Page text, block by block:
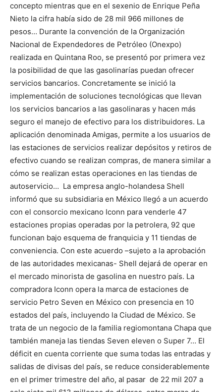
concepto mientras que en el sexenio de Enrique Peña
Nieto la cifra había sido de 28 mil 966 millones de
pesos… Durante la convención de la Organización
Nacional de Expendedores de Petróleo (Onexpo)
realizada en Quintana Roo, se presentó por primera vez
la posibilidad de que las gasolinarías puedan ofrecer
servicios bancarios. Concretamente se inició la
implementación de soluciones tecnológicas que llevan
los servicios bancarios a las gasolinaras y hacen más
seguro el manejo de efectivo para los distribuidores. La
aplicación denominada Amigas, permite a los usuarios de
las estaciones de servicios realizar depósitos y retiros de
efectivo cuando se realizan compras, de manera similar a
cómo se realizan estas operaciones en las tiendas de
autoservicio… La empresa anglo-holandesa Shell
informó que su subsidiaria en México llegó a un acuerdo
con el consorcio mexicano Iconn para venderle 47
estaciones propias operadas por la petrolera, 92 que
funcionan bajo esquema de franquicia y 11 tiendas de
conveniencia. Con este acuerdo –sujeto a la aprobación
de las autoridades mexicanas- Shell dejará de operar en
el mercado minorista de gasolina en nuestro país. La
compradora Iconn opera la marca de estaciones de
servicio Petro Seven en México con presencia en 10
estados del país, incluyendo la Ciudad de México. Se
trata de un negocio de la familia regiomontana Chapa que
también maneja las tiendas Seven eleven o Super 7… El
déficit en cuenta corriente que suma todas las entradas y
salidas de divisas del país, se reduce considerablemente
en el primer trimestre del año, al pasar de 22 mil 207 a